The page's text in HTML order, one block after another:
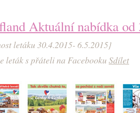
Aktuální nabídka od
letáku 30.4.2015- 6.5.2015}
leták s přáteli na Facebooku Sdílet